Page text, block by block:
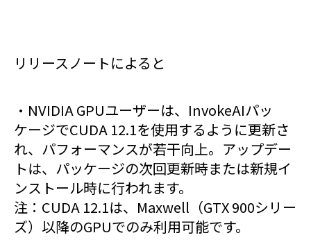
リリースノートによると
・NVIDIA GPUユーザーは、InvokeAIパッ
ケージでCUDA 12.1を使用するように更新さ
れ、パフォーマンスが若干向上。アップデー
トは、パッケージの次回更新時または新規イ
ンストール時に行われます。
注：CUDA 12.1は、Maxwell（GTX 900シリー
ズ）以降のGPUでのみ利用可能です。